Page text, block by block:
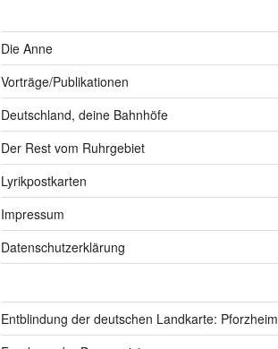
Die Anne
Vorträge/Publikationen
Deutschland, deine Bahnhöfe
Der Rest vom Ruhrgebiet
Lyrikpostkarten
Impressum
Datenschutzerklärung
Entblindung der deutschen Landkarte: Pforzheim